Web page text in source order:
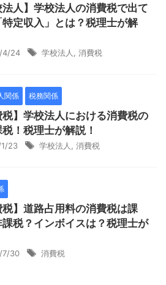
法人】学校法人の消費税で出て
特定収入」とは？税理士が解
4/24 学校法人 消費税
関係 税務関係
税】学校法人における消費税の
！税理士が解説！
23 学校法人 消費税
税】道路占用料の消費税は課
税？インボイスは？税理士が
7/30 消費税